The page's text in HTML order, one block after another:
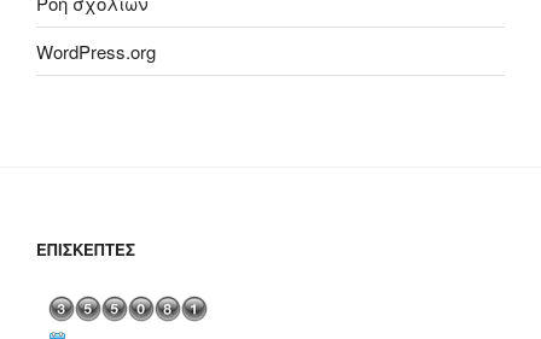
WordPress.org
ΕΠΙΣΚΈΠΤΕΣ